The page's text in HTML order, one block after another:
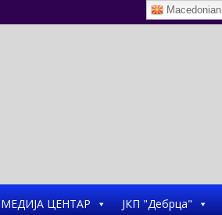
МЕДИЈА ЦЕНТАР ЈКП "Дебрца"
Macedonian